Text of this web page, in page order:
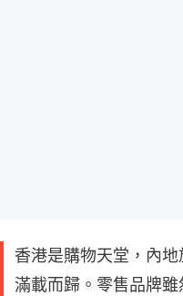
香港是購物天堂，內
滿載而歸。零售品牌